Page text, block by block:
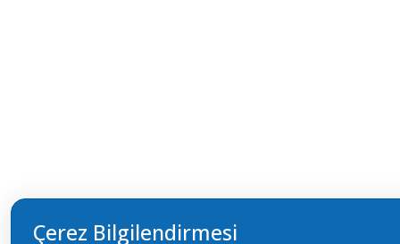
Çerez Bilgilendirmesi